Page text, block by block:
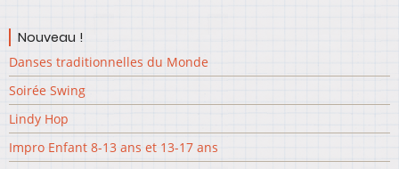
Nouveau !
Danses traditionnelles du Monde
Soirée Swing
Lindy Hop
Impro Enfant 8-13 ans et 13-17 ans